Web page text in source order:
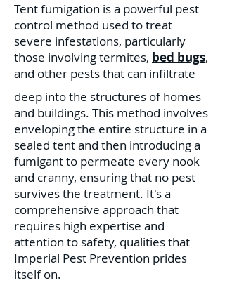
Tent fumigation is a powerful pest
control method used to treat
severe infestations, particularly
those involving termites, bed bugs,
and other pests that can infiltrate
deep into the structures of homes
and buildings. This method involves
enveloping the entire structure in a
sealed tent and then introducing a
fumigant to permeate every nook
and cranny, ensuring that no pest
survives the treatment. It's a
comprehensive approach that
requires high expertise and
attention to safety, qualities that
Imperial Pest Prevention prides
itself on.